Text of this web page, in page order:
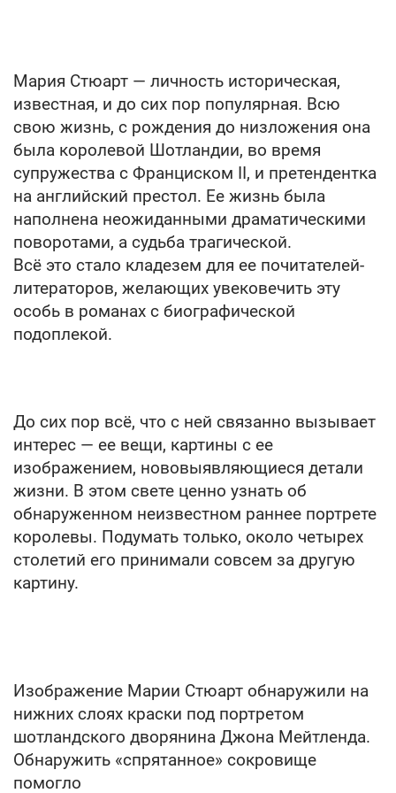
Мария Стюарт — личность историческая,
известная, и до сих пор популярная. Всю
свою жизнь, с рождения до низложения она
была королевой Шотландии, во время
супружества с Франциском II, и претендентка
на английский престол. Ее жизнь была
наполнена неожиданными драматическими
поворотами, а судьба трагической.
Всё это стало кладезем для ее почитателей-
литераторов, желающих увековечить эту
особь в романах с биографической
подоплекой.
До сих пор всё, что с ней связанно вызывает
интерес — ее вещи, картины с ее
изображением, нововыявляющиеся детали
жизни. В этом свете ценно узнать об
обнаруженном неизвестном раннее портрете
королевы. Подумать только, около четырех
столетий его принимали совсем за другую
картину.
Изображение Марии Стюарт обнаружили на
нижних слоях краски под портретом
шотландского дворянина Джона Мейтленда.
Обнаружить «спрятанное» сокровище
помогло